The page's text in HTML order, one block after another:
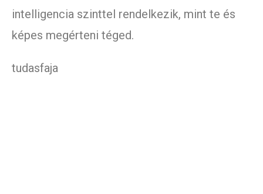
intelligencia szinttel rendelkezik, mint te és
képes megérteni téged.
tudasfaja